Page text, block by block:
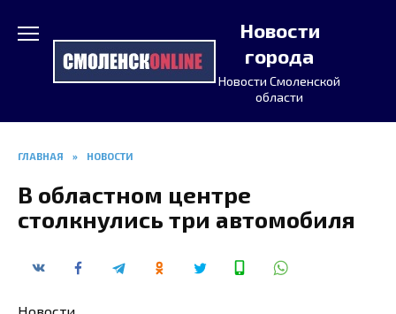
содержанию
Новости
города
Новости Смоленской
области
ГЛАВНАЯ » НОВОСТИ
В областном центре
столкнулись три автомобиля
Новости